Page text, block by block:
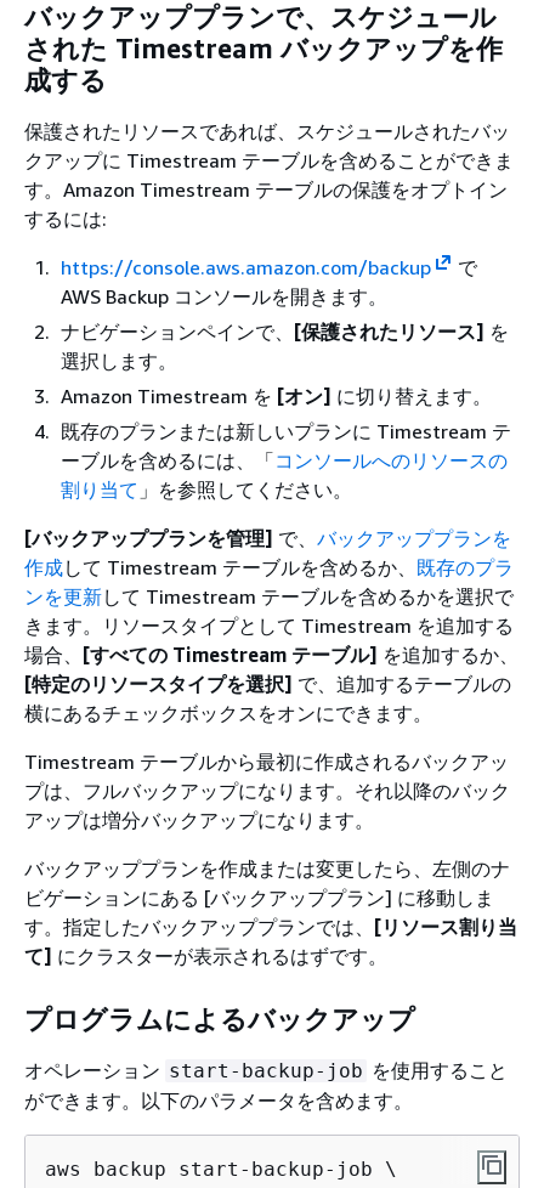
バックアッププランで、スケジュール
された Timestream バックアップを作
成する
保護されたリソースであれば、スケジュールされたバッ
クアップに Timestream テーブルを含めることができま
す。Amazon Timestream テーブルの保護をオプトイン
するには:
https://console.aws.amazon.com/backup
で
AWS Backup コンソールを開きます。
ナビゲーションペインで、 [保護されたリソース] を
選択します。
Amazon Timestream を [オン] に切り替えます。
既存のプランまたは新しいプランに Timestream テ
ーブルを含めるには、「コンソールへのリソースの
割り当て 」を参照してください。
[バックアッププランを管理] で、 バックアッププランを
作成して Timestream テーブルを含めるか、 既存のプラ
ンを更新して Timestream テーブルを含めるかを選択で
きます。リソースタイプとして Timestream を追加する
場合、 [すべての Timestream テーブル] を追加するか、
[特定のリソースタイプを選択] で、追加するテーブルの
横にあるチェックボックスをオンにできます。
Timestream テーブルから最初に作成されるバックアッ
プは、フルバックアップになります。それ以降のバック
アップは増分バックアップになります。
バックアッププランを作成または変更したら、左側のナ
ビゲーションにある [バックアッププラン] に移動しま
す。指定したバックアッププランでは、 [リソース割り当
て] にクラスターが表示されるはずです。
プログラムによるバックアップ
オペレーション start-backup-job を使用すること
ができます。以下のパラメータを含めます。
aws backup start-backup-job \